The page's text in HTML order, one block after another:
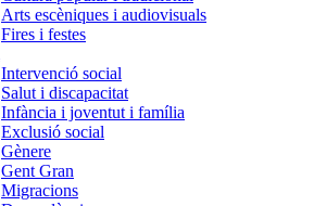
Arts escèniques i audiovisuals
Fires i festes
Intervenció social
Salut i discapacitat
Infància i joventut i família
Exclusió social
Gènere
Gent Gran
Migracions